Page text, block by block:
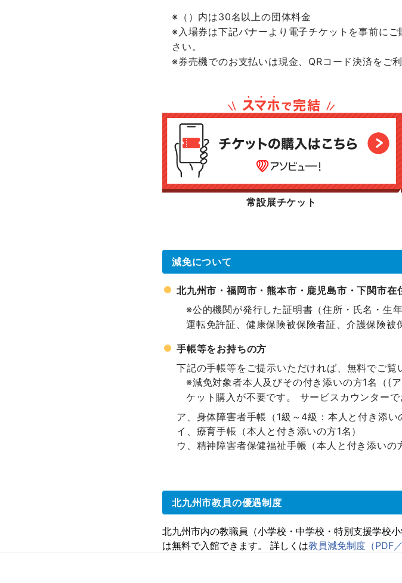
※（）内は30名以上の団体料金
※入場券は下記バナーより電子チケットを事前に
さい。
※券売機でのお支払いは現金、QRコード決済をご
常設展チケット
減免について
北九州市・福岡市・熊本市・鹿児島市・下関
※公的機関が発行した証明書（住所・氏名・生
運転免許証、健康保険被保険者証、介護保険被
手帳等をお持ちの方
下記の手帳等をご提示いただければ、無料でご覧
※減免対象者本人及びその付き添いの方1名（(
ケット購入が不要です。 サービスカウンターで
身体障害者手帳（1級～4級：本人と付き添い
療育手帳（本人と付き添いの方1名）
精神障害者保健福祉手帳（本人と付き添いの
北九州市教員の優遇制度
北九州市内の教職員（小学校・中学校・特別支援学校
は無料で入館できます。 詳しくは教員減免制度（PDF／